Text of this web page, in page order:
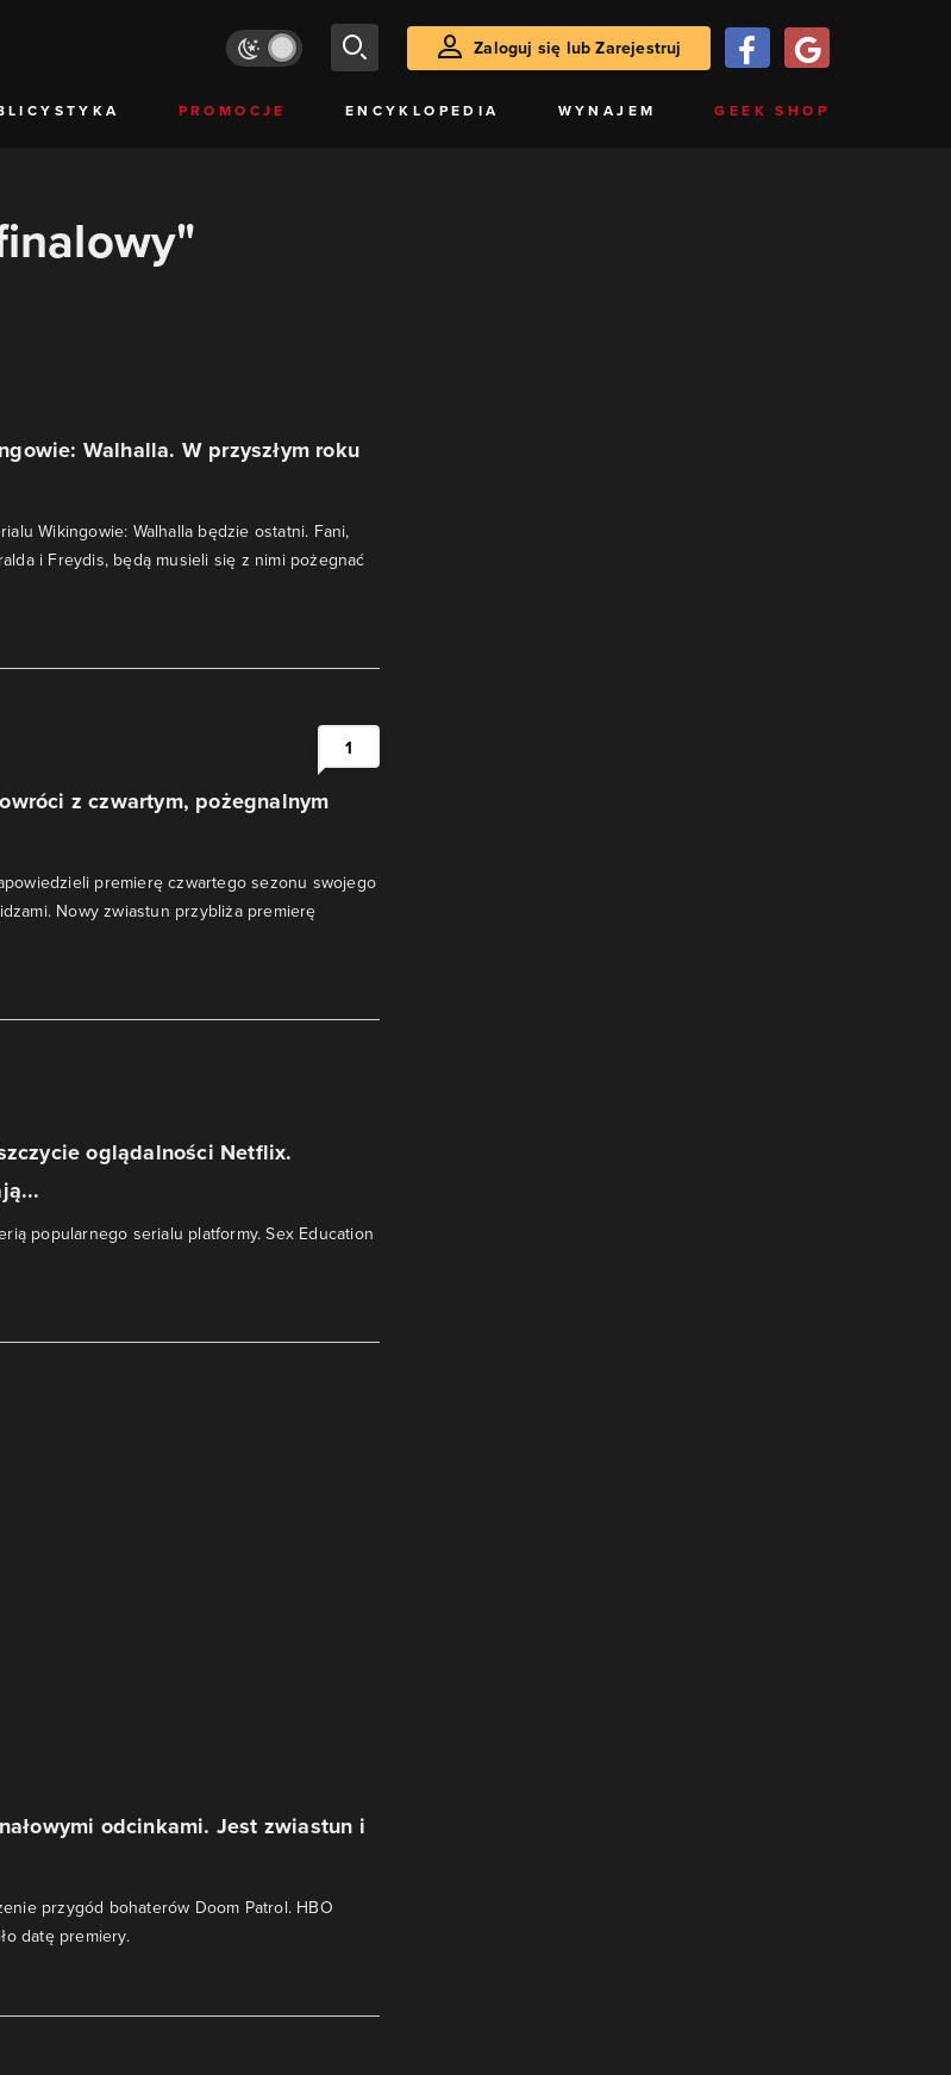
Zaloguj się lub Zarejestruj
PROMOCJE ENCYKLOPEDIA WYNAJEM GEEK SHOP
Walhalla. W przyszłym roku
Wikingowie: Walhalla będzie ostatni. Fani,
i Freydis, będą musieli się z nimi pożegnać
z czwartym, pożegnalnym
premierę czwartego sezonu swojego
Nowy zwiastun przybliża premierę
1
oglądalności Netflix.
popularnego serialu platformy. Sex Education
odcinkami. Jest zwiastun i
przygód bohaterów Doom Patrol. HBO
datę premiery.